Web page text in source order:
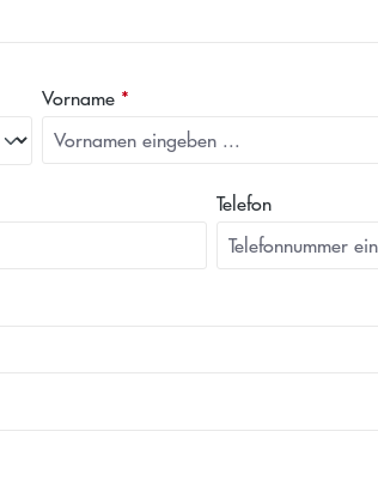
Vorname *
Telefon